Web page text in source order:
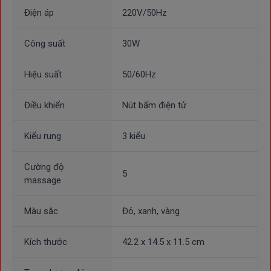
dùng có thể cầm máy dễ dàng, thoải mái và tận hưởng liệu
Điện áp 220V/50Hz
Công suất 30W
Hiệu suất 50/60Hz
Điều khiển Nút bấm điện tử
Kiểu rung 3 kiểu
Cường độ
massage
5
Màu sắc Đỏ, xanh, vàng
Kích thước 42.2 x 14.5 x 11.5 cm